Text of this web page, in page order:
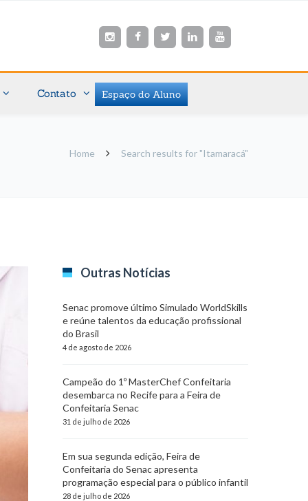
Contato Espaço do Aluno
Home Search results for "Itamaracá"
Outras Notícias
Senac promove último Simulado WorldSkills
e reúne talentos da educação profissional
do Brasil
4 de agosto de 2026
Campeão do 1º MasterChef Confeitaria
desembarca no Recife para a Feira de
Confeitaria Senac
31 de julho de 2026
Em sua segunda edição, Feira de
Confeitaria do Senac apresenta
programação especial para o público infantil
28 de julho de 2026